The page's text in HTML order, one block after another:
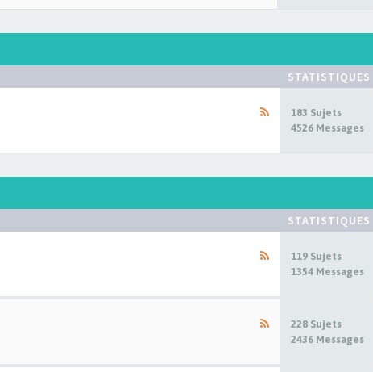
STATISTIQUES
183 Sujets
4526 Messages
STATISTIQUES
119 Sujets
1354 Messages
228 Sujets
2436 Messages